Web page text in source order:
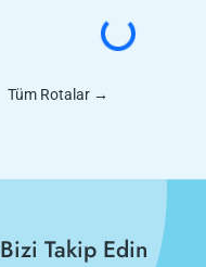
Tüm Rotalar →
Bizi Takip Edin